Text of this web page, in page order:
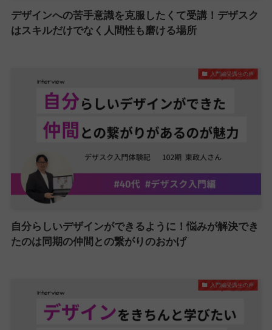
デザインへの苦手意識を克服したくて受講！デザスク
はスキルだけでなく人間性も磨ける場所
入門編受講生の声
自分らしいデザインができるように！悩みが解決でき
たのは同期の仲間との繋がりのおかげ
入門編受講生の声